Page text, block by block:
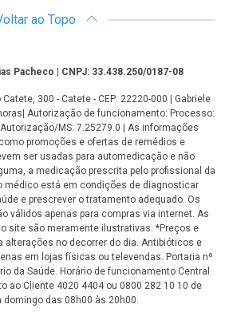
ao Topo
Pacheco | CNPJ: 33.438.250/0187-08
300 - Catete - CEP: 22220-000 | Gabriele
Autorização de funcionamento: Processo:
MS: 7.25279.0 | As informações
promoções e ofertas de remédios e
ser usadas para automedicação e não
a medicação prescrita pelo profissional da
médico está em condições de diagnosticar
e prescrever o tratamento adequado. Os
válidos apenas para compras via internet. As
site são meramente ilustrativas. *Preços e
alterações no decorrer do dia. Antibióticos e
em lojas físicas ou televendas. Portaria nº
da Saúde. Horário de funcionamento Central
ao Cliente 4020 4404 ou 0800 282 10 10 de
domingo das 08h00 às 20h00.